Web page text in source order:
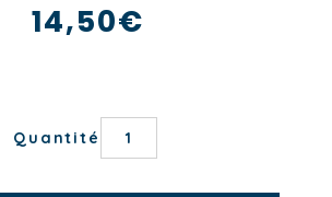
14,50€
Quantité
ESSUIE-